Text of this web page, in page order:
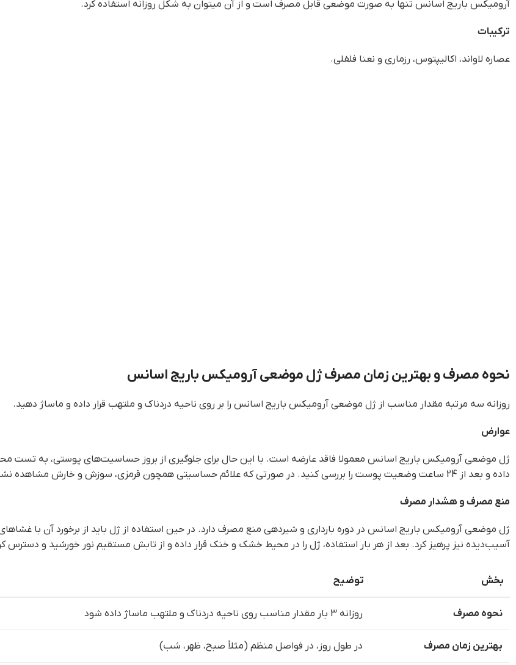
آرومیکس باریج اسانس تنها به صورت موضعی قابل مصرف است و از آن میتوان به شکل روزانه استفاده کرد.
ترکیبات
عصاره لاواند، اکالیپتوس، رزماری و نعنا فلفلی.
نحوه مصرف و بهترین زمان مصرف ژل موضعی آرومیکس باریج اسانس
روزانه سه مرتبه مقدار مناسب از ژل موضعی آرومیکس باریج اسانس را بر روی ناحیه دردناک و ملتهب قرار داده و ماساژ دهید.
عوارض
ژل موضعی آرومیکس باریج اسانس معمولا فاقد عارضه است. با این حال برای جلوگیری از بروز حساسیت‌های پوستی، به تست
داده و بعد از 24 ساعت وضعیت پوست را بررسی کنید. در صورتی که علائم حساسیتی همچون قرمزی، سوزش و خارش مشاهده نشود، مصرف ژل را میتوان آغاز کرد.
منع مصرف و هشدار مصرف
ژل موضعی آرومیکس باریج اسانس در دوره بارداری و شیردهی منع مصرف دارد. در حین استفاده از ژل باید از برخورد آن با
آسیب‌دیده نیز پرهیز کرد. بعد از هر بار استفاده، ژل را در محیط خشک و خنک قرار داده و از تابش مستقیم نور خورشید و دسترس
بخش توضیح
نحوه مصرف روزانه 3 بار مقدار مناسب روی ناحیه دردناک و ملتهب ماساژ داده شود
بهترین زمان مصرف در طول روز، در فواصل منظم (مثلاً صبح، ظهر، شب)